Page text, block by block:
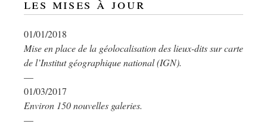
01/01/2018
Mise en place de la géolocalisation des lieux-dits sur carte
de l’Institut géographique national (IGN).
—
01/03/2017
Environ 150 nouvelles galeries.
—